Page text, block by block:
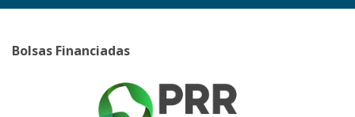
Bolsas Financiadas